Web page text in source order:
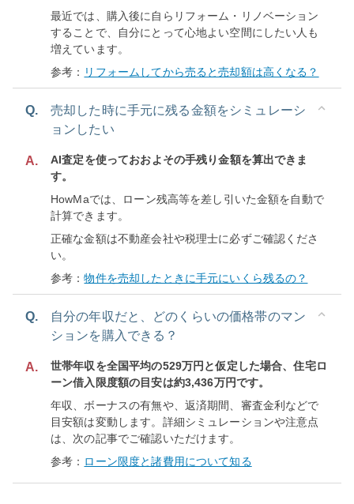
最近では、購入後に自らリフォーム・リノベーション
することで、自分にとって心地よい空間にしたい人も
増えています。
参考： リフォームしてから売ると売却額は高くなる？
Q.
売却した時に手元に残る金額をシミュレーシ
ョンしたい
A.
AI査定を使っておおよその手残り金額を算出できま
す。
HowMaでは、ローン残高等を差し引いた金額を自動で
計算できます。
正確な金額は不動産会社や税理士に必ずご確認くださ
い。
参考：物件を売却したときに手元にいくら残るの？
Q.
自分の年収だと、どのくらいの価格帯のマン
ションを購入できる？
A.
世帯年収を全国平均の529万円と仮定した場合、住宅ロ
ーン借入限度額の目安は約3,436万円です。
年収、ボーナスの有無や、返済期間、審査金利などで
目安額は変動します。詳細シミュレーションや注意点
は、次の記事でご確認いただけます。
参考： ローン限度と諸費用について知る